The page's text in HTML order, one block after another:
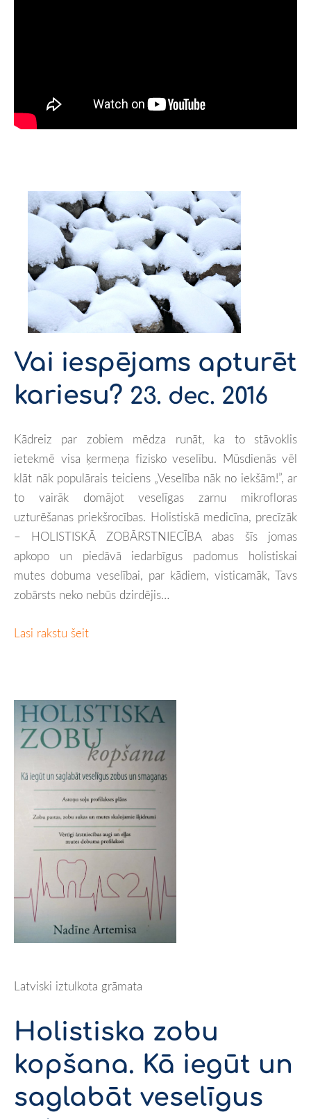
Vai iespējams apturēt
kariesu? 23. dec. 2016
Kādreiz par zobiem mēdza runāt, ka to stāvoklis
ietekmē visa ķermeņa fizisko veselību. Mūsdienās vēl
klāt nāk populārais teiciens „Veselība nāk no iekšām!”, ar
to vairāk domājot veselīgas zarnu mikrofloras
uzturēšanas priekšrocības. Holistiskā medicīna, precīzāk
– HOLISTISKĀ ZOBĀRSTNIECĪBA abas šīs jomas
apkopo un piedāvā iedarbīgus padomus holistiskai
mutes dobuma veselībai, par kādiem, visticamāk, Tavs
zobārsts neko nebūs dzirdējis…
Lasi rakstu šeit
Latviski iztulkota grāmata
Holistiska zobu
kopšana. Kā iegūt un
saglabāt veselīgus